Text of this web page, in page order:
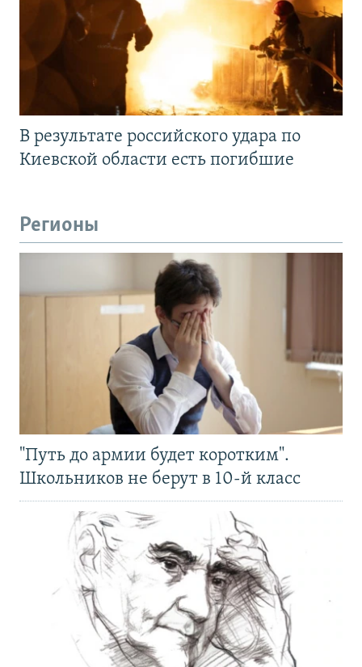
В результате российского удара по
Киевской области есть погибшие
Регионы
"Путь до армии будет коротким".
Школьников не берут в 10-й класс